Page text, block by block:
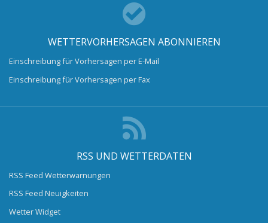
WETTERVORHERSAGEN ABONNIEREN
Einschreibung für Vorhersagen per E-Mail
Einschreibung für Vorhersagen per Fax
RSS UND WETTERDATEN
RSS Feed Wetterwarnungen
RSS Feed Neuigkeiten
Wetter Widget